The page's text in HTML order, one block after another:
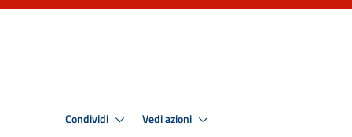
Condividi Vedi azioni